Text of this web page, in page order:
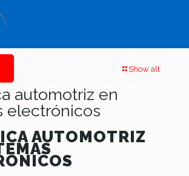
Show all
automotriz en
electrónicos
AUTOMOTRIZ